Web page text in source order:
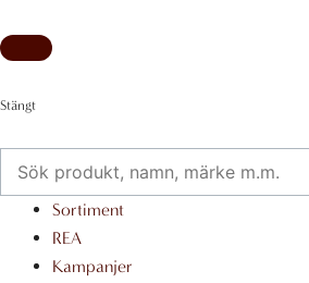
Stängt
Flyout
Menu
Sortiment
REA
Kampanjer